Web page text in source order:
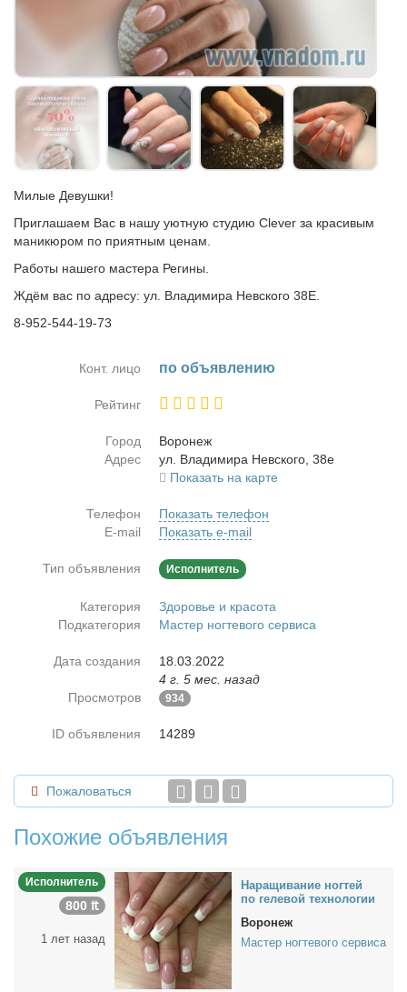
Милые Девушки!
Приглашаем Вас в нашу уютную студию Clever за красивым
маникюром по приятным ценам.
Работы нашего мастера Регины.
Ждём вас по адресу: ул. Владимира Невского 38Е.
8-952-544-19-73
Конт. лицо по объ­яв­ле­нию
Рейтинг
Город
Во­ро­неж
Адрес
ул. Вла­ди­ми­ра Нев­ско­го, 38е
Показать на карте
Телефон
Показать телефон
E-mail
Показать e-mail
Тип объявления Исполнитель
Категория
Здоровье и красота
Подкатегория
Мастер ногтевого сервиса
Дата создания
18.03.2022
4 г. 5 мес. назад
Просмотров
934
ID объявления 14289
Пожаловаться
Похожие объявления
Исполнитель
800 ₶
1 лет назад
На­ра­щи­ва­ние ног­тей
по геле­вой тех­но­ло­гии
Воронеж
Мастер ногтевого сервиса